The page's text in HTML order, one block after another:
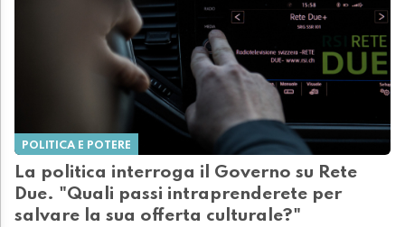
POLITICA E POTERE
La politica interroga il Governo su Rete
Due. "Quali passi intraprenderete per
salvare la sua offerta culturale?"